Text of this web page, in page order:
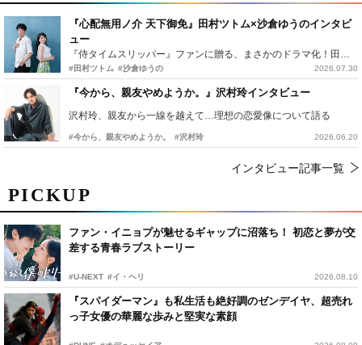
PICKUP
ファン・イニョプが魅せるギャップに沼落ち！ 初恋と夢が交
差する青春ラブストーリー
#U-NEXT #イ・ヘリ 2026.08.10
『スパイダーマン』も私生活も絶好調のゼンデイヤ、超売れ
っ子女優の華麗な歩みと堅実な素顔
『心配無用ノ介 天下御免』田村ツトム×沙倉ゆうのインタビ
ュー
『侍タイムスリッパー』ファンに贈る、まさかのドラマ化！田村ツトム×沙倉ゆうのが語る『心配無用ノ介』撮影秘話
#田村ツトム #沙倉ゆうの 2026.07.30
『今から、親友やめようか。』沢村玲インタビュー
沢村玲、親友から一線を越えて…理想の恋愛像について語る
#今から、親友やめようか。 #沢村玲 2026.06.20
インタビュー記事一覧